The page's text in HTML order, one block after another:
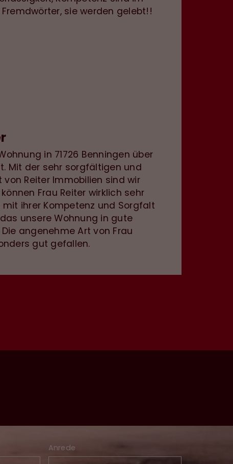
sie werden gelebt!!
in 71726 Benningen über
Mit der sehr sorgfältigen und
Reiter Immobilien sind wir
Frau Reiter wirklich sehr
ihrer Kompetenz und Sorgfalt
unsere Wohnung in gute
angenehme Art von Frau
gut gefallen.
Anrede